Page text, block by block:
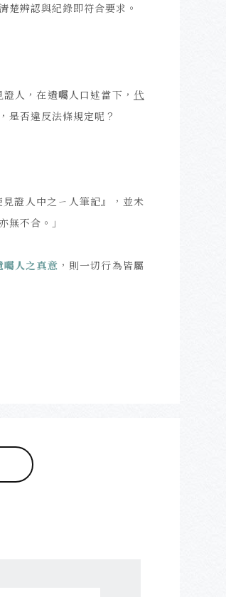
楚辨認與紀錄即符合要求。
人，在遺囑人口述當下， 代
是否違反法條規定呢？
證人中之ㄧ人筆記』，並未
不合。」
囑人之真意 ，則一切行為皆屬